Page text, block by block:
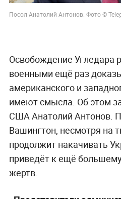
Посол Анатолий Антонов. Фото ©
Освобождение Угледара
военными ещё раз
американского и
имеют смысла. Об этом
США Анатолий Антонов.
Вашингтон, несмотря на
продолжит накачивать
приведёт к ещё
жертв.